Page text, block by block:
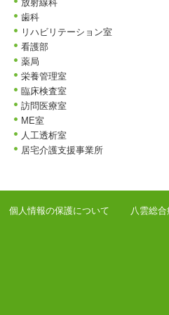
放射線科
歯科
リハビリテーション室
看護部
薬局
栄養管理室
臨床検査室
訪問医療室
ME室
人工透析室
居宅介護支援事業所
個人情報の保護について 八雲総